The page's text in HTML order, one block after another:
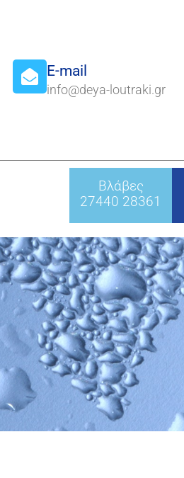
E-mail
info@deya-loutraki.gr
Βλάβες
27440 28361